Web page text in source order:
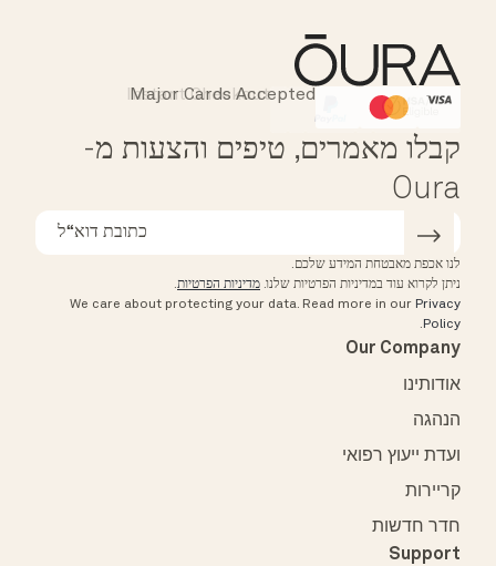
HSA/FSA Eligible
Affirm
Instant Checkout
Major Cards Accepted
קבלו מאמרים, טיפים והצעות מ-
Oura
לנו אכפת מאבטחת המידע שלכם.
ניתן לקרוא עוד במדיניות הפרטיות שלנו.מדיניות הפרטיות.
We care about protecting your data.
Read more in ourPrivacy
Policy
.
Our Company
אודותינו
הנהגה
ועדת ייעוץ רפואי
קריירות
חדר חדשות
Support